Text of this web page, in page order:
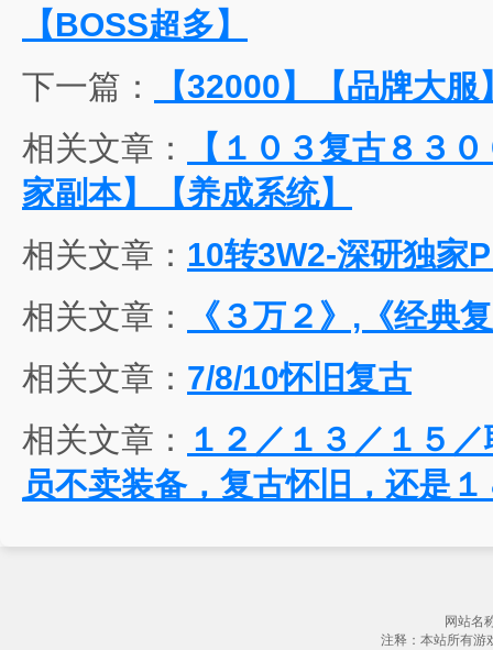
【BOSS超多】
下一篇：
【32000】【品牌大
相关文章：
【１０３复古８３
家副本】【养成系统】
相关文章： 10转3W2-深研独家
相关文章：
《３万２》,《经典
相关文章： 7/8/10怀旧复古
相关文章：
１２／１３／１５
员不卖装备，复古怀旧，还是
网站名
注释：本站所有游